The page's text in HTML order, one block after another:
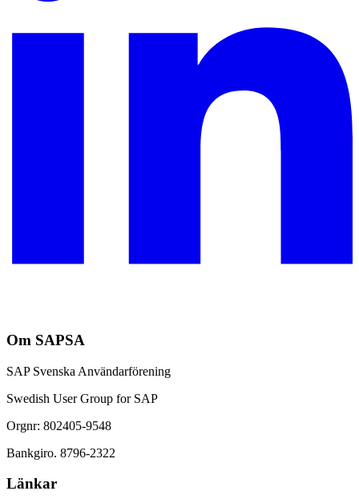
Om SAPSA
SAP Svenska Användarförening
Swedish User Group for SAP
Orgnr: 802405-9548
Bankgiro. 8796-2322
Länkar